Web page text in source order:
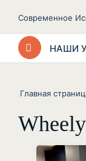
Современное
НАШИ
Главная
Wheely